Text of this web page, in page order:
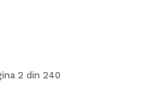
2 din 240